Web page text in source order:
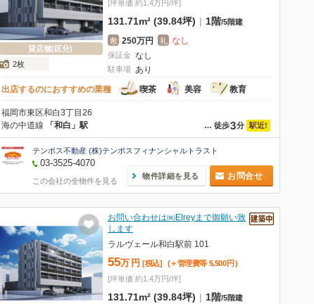
貸店舗(区分)
2枚
[坪単価 約1.4万円/坪]
131.71m² (39.84坪) | 1階/5階建
敷 250万円 礼 なし
保証金 なし
駐車場 あり
出店するのにおすすめの業種
喫茶 美容 教育
福岡市東区和白3丁目26
… 徒歩3分 駅近!
海の中道線 「和白」駅
テンポス不動産 (株)テンポスフィナンシャルトラスト
03-3525-4070
この会社の全物件を見る
物件詳細を見る お問合せ
お問い合わせは㈱Elreyまで御願い致
します
ラルヴェール和白駅前 101
55万 円 [税込] (＋管理費等 5,500 円 )
[坪単価 約1.4万円/坪]
131.71m² (39.84坪) | 1階/5階建